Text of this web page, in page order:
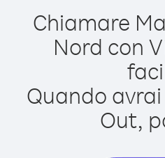
Chiamare
Nord con
Quando
Out,